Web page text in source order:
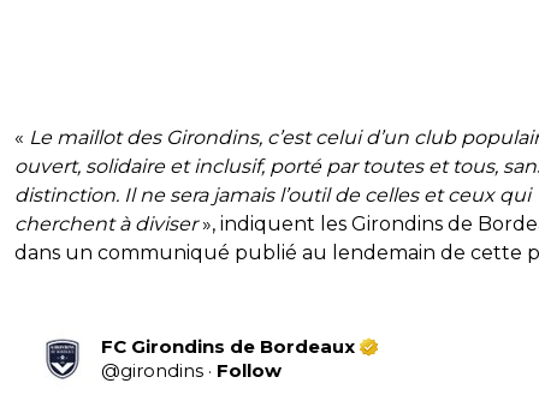
« Le maillot des Girondins, c’est celui d’un club
ouvert, solidaire et inclusif, porté par toutes et tous,
distinction. Il ne sera jamais l’outil de celles et ceux qui
cherchent à diviser», indiquent les Girondins de
dans un communiqué publié au lendemain de cette
FC Girondins de Bordeaux
@girondins · Follow